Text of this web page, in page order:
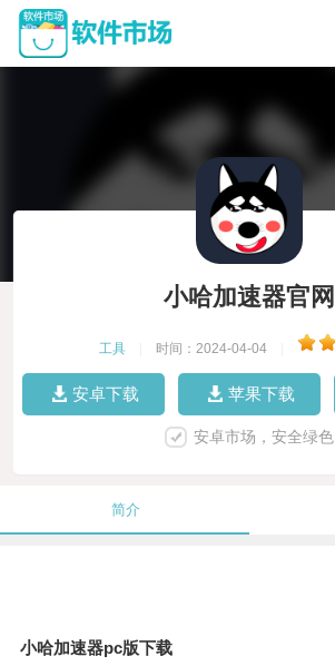
小哈加速器官网
工具 时间：2024-04-04
安卓下载 苹果下载
安卓市场，安全绿色
简介
小哈加速器pc版下载